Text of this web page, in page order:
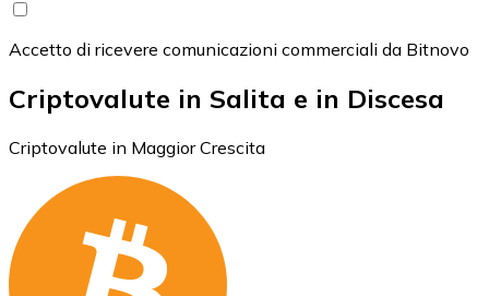
Accetto di ricevere comunicazioni commerciali da Bitnovo
Criptovalute in Salita e in Discesa
Criptovalute in Maggior Crescita